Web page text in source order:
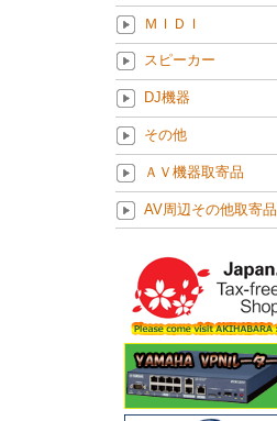
ＭＩＤＩ
スピーカー
DJ機器
その他
ＡＶ機器取寄品
AV周辺その他取寄品